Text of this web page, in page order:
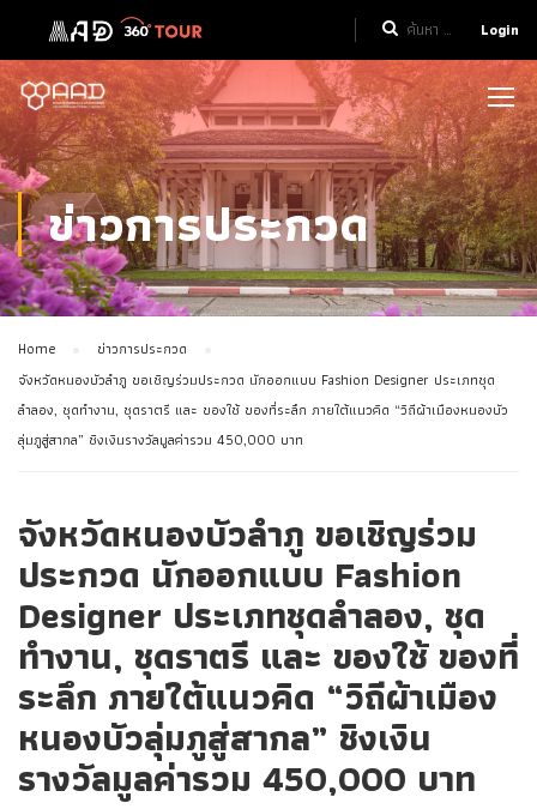
Login
ข่าวการประกวด
Home
ข่าวการประกวด
จังหวัดหนองบัวลำภู ขอเชิญร่วมประกวด นักออกแบบ Fashion Designer ประเภทชุด
ลำลอง, ชุดทำงาน, ชุดราตรี และ ของใช้ ของที่ระลึก ภายใต้แนวคิด “วิถีผ้าเมืองหนองบัว
ลุ่มภูสู่สากล” ชิงเงินรางวัลมูลค่ารวม 450,000 บาท
จังหวัดหนองบัวลำภู ขอเชิญร่วม
ประกวด นักออกแบบ Fashion
Designer ประเภทชุดลำลอง, ชุด
ทำงาน, ชุดราตรี และ ของใช้ ของที่
ระลึก ภายใต้แนวคิด “วิถีผ้าเมือง
หนองบัวลุ่มภูสู่สากล” ชิงเงิน
รางวัลมูลค่ารวม 450,000 บาท